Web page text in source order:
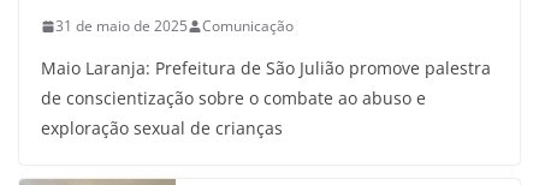
31 de maio de 2025 Comunicação
Maio Laranja: Prefeitura de São Julião promove palestra
de conscientização sobre o combate ao abuso e
exploração sexual de crianças